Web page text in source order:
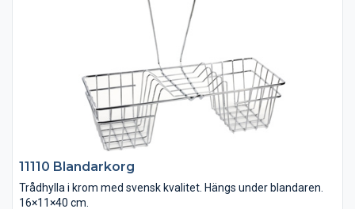
11110 Blandarkorg
Trådhylla i krom med svensk kvalitet. Hängs under blandaren.
16×11×40 cm.